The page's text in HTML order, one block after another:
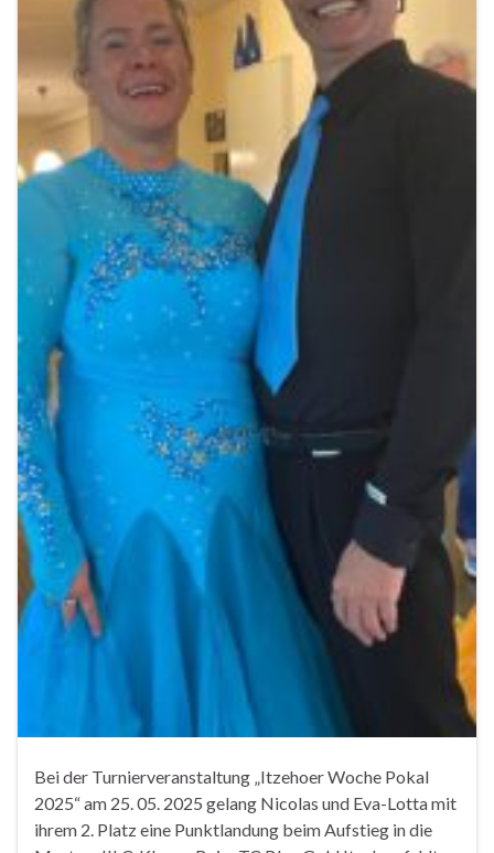
Bei der Turnierveranstaltung „Itzehoer Woche Pokal
2025“ am 25. 05. 2025 gelang Nicolas und Eva-Lotta mit
ihrem 2. Platz eine Punktlandung beim Aufstieg in die